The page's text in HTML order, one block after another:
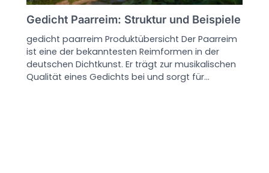
Gedicht Paarreim: Struktur und Beispiele
gedicht paarreim Produktübersicht Der Paarreim
ist eine der bekanntesten Reimformen in der
deutschen Dichtkunst. Er trägt zur musikalischen
Qualität eines Gedichts bei und sorgt für…